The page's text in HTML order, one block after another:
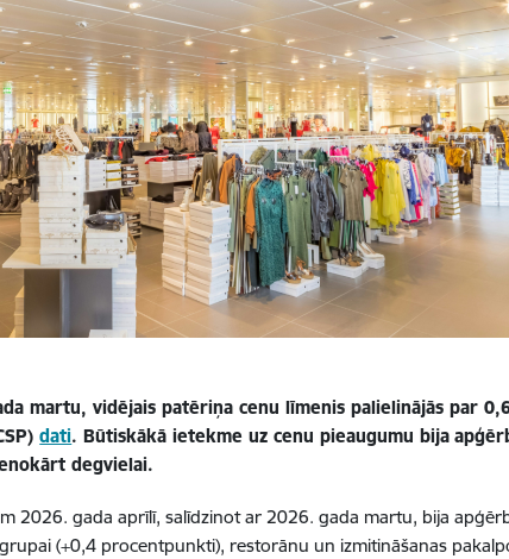
martu, vidējais patēriņa cenu līmenis palielinājās par
dati. Būtiskākā ietekme uz cenu pieaugumu bija
degvielai.
2026. gada aprīlī, salīdzinot ar 2026. gada martu, bija
(+0,4 procentpunkti), restorānu un izmitināšanas